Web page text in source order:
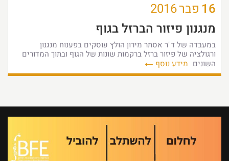
16 פבר2016
מנגנון פיזור הברזל בגוף
במעבדה של ד"ר אסתר מירון הולץ עוסקים בפענוח מנגנון
ורגולציה של פיזור ברזל ברקמות שונות של הגוף ובתוך המדורים
השונים מידע נוסף